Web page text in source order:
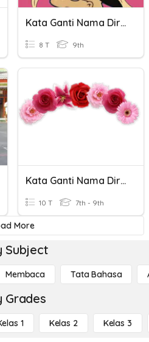
Kata Ganti Nama Diri - Orang
8 T 9th
Kata Ganti Nama Diri Orang
10 T 7th - 9th
More
Subject
Membaca Tata Bahasa
Grades
1 Kelas 2 Kelas 3